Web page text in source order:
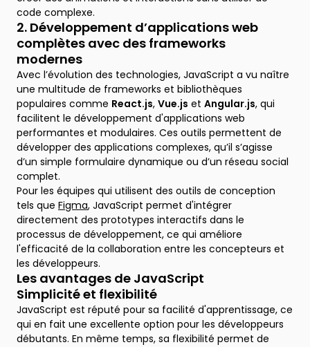
code complexe.
2. Développement d’applications web
complètes avec des frameworks
modernes
Avec l’évolution des technologies, JavaScript a vu naître
une multitude de frameworks et bibliothèques
populaires comme React.js, Vue.js et Angular.js, qui
facilitent le développement d'applications web
performantes et modulaires. Ces outils permettent de
développer des applications complexes, qu’il s’agisse
d’un simple formulaire dynamique ou d’un réseau social
complet.
Pour les équipes qui utilisent des outils de conception
tels que Figma, JavaScript permet d'intégrer
directement des prototypes interactifs dans le
processus de développement, ce qui améliore
l'efficacité de la collaboration entre les concepteurs et
les développeurs.
Les avantages de JavaScript
Simplicité et flexibilité
JavaScript est réputé pour sa facilité d'apprentissage, ce
qui en fait une excellente option pour les développeurs
débutants. En même temps, sa flexibilité permet de